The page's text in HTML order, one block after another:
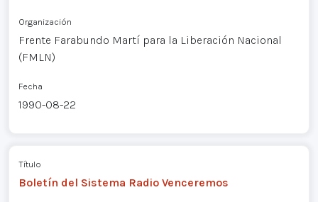
Organización
Frente Farabundo Martí para la Liberación Nacional
(FMLN)
Fecha
1990-08-22
Título
Boletín del Sistema Radio Venceremos